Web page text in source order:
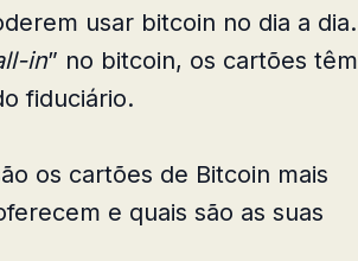
usar bitcoin no dia a dia.
in” no bitcoin, os cartões têm
fiduciário.
os cartões de Bitcoin mais
e quais são as suas